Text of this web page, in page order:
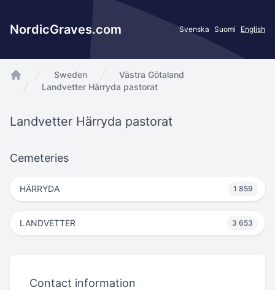
NordicGraves.com Svenska Suomi English
app.Start
Sweden
Västra Götaland
Landvetter Härryda pastorat
Landvetter Härryda pastorat
Cemeteries
HÄRRYDA 1 859
LANDVETTER 3 653
Contact information